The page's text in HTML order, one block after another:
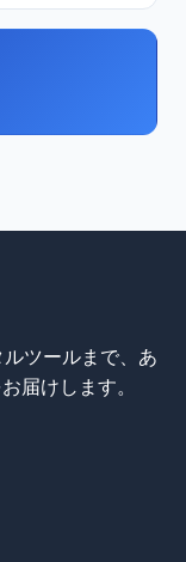
ツールまで、あ
届けします。